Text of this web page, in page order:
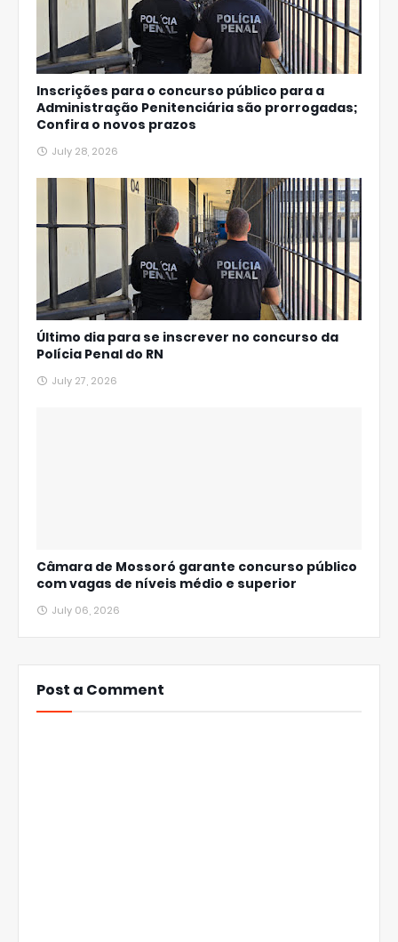
Inscrições para o concurso público para a
Administração Penitenciária são prorrogadas;
Confira o novos prazos
July 28, 2026
Último dia para se inscrever no concurso da
Polícia Penal do RN
July 27, 2026
Câmara de Mossoró garante concurso público
com vagas de níveis médio e superior
July 06, 2026
Post a Comment